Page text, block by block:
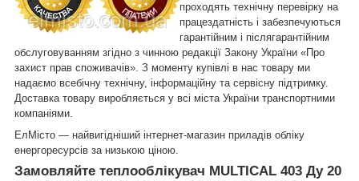
проходять технічну перевірку на
працездатність і забезпечуються
гарантійним і післягарантійним
обслуговуванням згідно з чинною редакції Закону України «Про
захист прав споживачів». З моменту купівлі в нас товару ми
надаємо всебічну технічну, інформаційну та сервісну підтримку.
Доставка товару виробляється у всі міста України транспортними
компаніями.
ЕлМісто — найвигідніший інтернет-магазин приладів обліку
енергоресурсів за низькою ціною.
Замовляйте теплооблікувач MULTICAL 403 Ду 20